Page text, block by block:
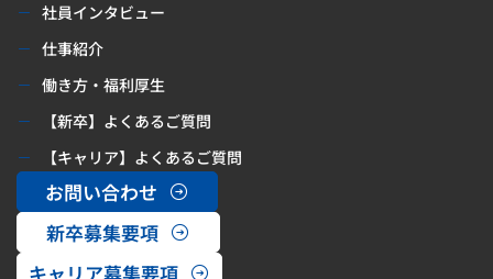
社員インタビュー
仕事紹介
働き方・福利厚生
【新卒】よくあるご質問
【キャリア】よくあるご質問
お問い合わせ
新卒募集要項
キャリア募集要項